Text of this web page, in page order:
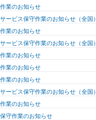
業のお知らせ
ービス保守作業のお知らせ（全国）
業のお知らせ
ービス保守作業のお知らせ（全国）
業のお知らせ
業のお知らせ
業のお知らせ
ービス保守作業のお知らせ（全国）
業のお知らせ
守作業のお知らせ